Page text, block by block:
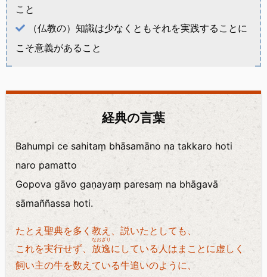
こと
（仏教の）知識は少なくともそれを実践することに
こそ意義があること
経典の言葉
Bahumpi ce sahitaṃ bhāsamāno na takkaro hoti
naro pamatto
Gopova gāvo gaṇayaṃ paresaṃ na bhāgavā
sāmaññassa hoti.
たとえ聖典を多く教え、説いたとしても、
これを実行せず、 放逸
なおざり
にしている人はまことに虚しく
飼い主の牛を数えている牛追いのように、